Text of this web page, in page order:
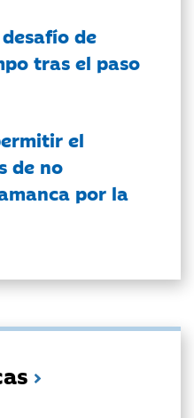
de
tras el paso
el
de no
por la